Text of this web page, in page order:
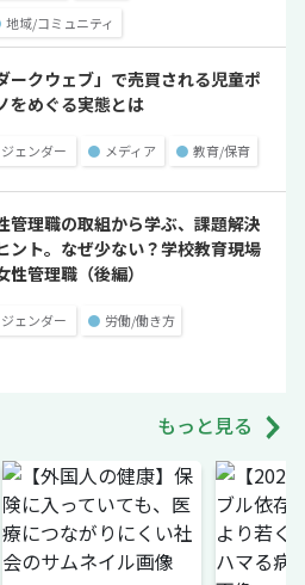
地域/コミュニティ
ダークウェブ」で売買される児童ポ
をめぐる実態とは
ジェンダー ● メディア ● 教育/保育
管理職の取組から学ぶ、課題解決
ント。なぜ少ない？学校教育現場
性管理職（後編）
ジェンダー ● 労働/働き方
もっと見る